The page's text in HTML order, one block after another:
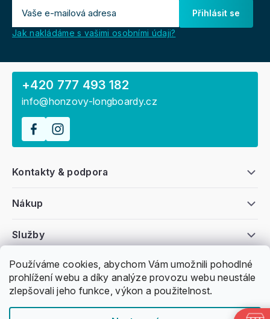
Používáme cookies, abychom Vám umožnili pohodlné
prohlížení webu a díky analýze provozu webu neustále
zlepšovali jeho funkce, výkon a použitelnost.
Přihlásit se
Jak nakládáme s vašimi osobními údaji?
Všeobecné informace
Nákup
Kontakty & podpora
Služby
+420 777 493 182
info@honzovy-longboardy.cz